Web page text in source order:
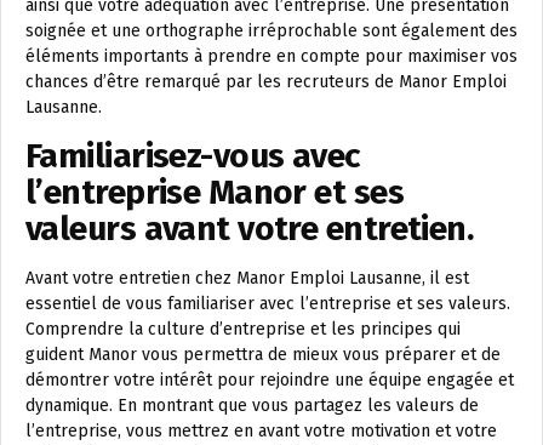
ainsi que votre adéquation avec l’entreprise. Une présentation
soignée et une orthographe irréprochable sont également des
éléments importants à prendre en compte pour maximiser vos
chances d’être remarqué par les recruteurs de Manor Emploi
Lausanne.
Familiarisez-vous avec
l’entreprise Manor et ses
valeurs avant votre entretien.
Avant votre entretien chez Manor Emploi Lausanne, il est
essentiel de vous familiariser avec l’entreprise et ses valeurs.
Comprendre la culture d’entreprise et les principes qui
guident Manor vous permettra de mieux vous préparer et de
démontrer votre intérêt pour rejoindre une équipe engagée et
dynamique. En montrant que vous partagez les valeurs de
l’entreprise, vous mettrez en avant votre motivation et votre